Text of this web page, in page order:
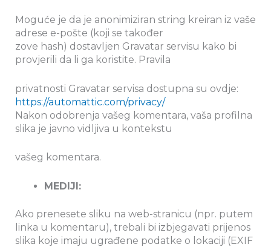
Moguće je da je anonimiziran string kreiran iz vaše
adrese e-pošte (koji se također
zove hash) dostavljen Gravatar servisu kako bi
provjerili da li ga koristite. Pravila
privatnosti Gravatar servisa dostupna su ovdje:
https://automattic.com/privacy/
Nakon odobrenja vašeg komentara, vaša profilna
slika je javno vidljiva u kontekstu
vašeg komentara.
MEDIJI:
Ako prenesete sliku na web-stranicu (npr. putem
linka u komentaru), trebali bi izbjegavati prijenos
slika koje imaju ugrađene podatke o lokaciji (EXIF